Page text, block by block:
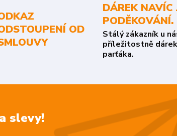
OD
DÁREK NAVÍC
PODĚKOVÁNÍ.
Stálý zákazník u
příležitostně
parťáka.
slevy!